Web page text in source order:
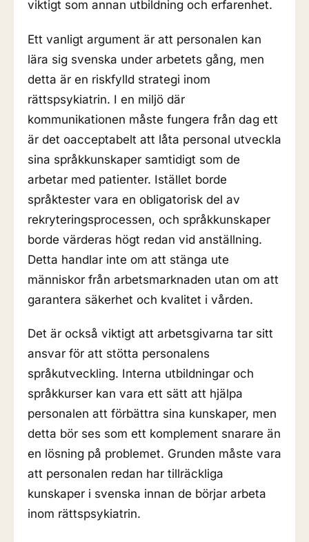
viktigt som annan utbildning och erfarenhet.
Ett vanligt argument är att personalen kan
lära sig svenska under arbetets gång, men
detta är en riskfylld strategi inom
rättspsykiatrin. I en miljö där
kommunikationen måste fungera från dag ett
är det oacceptabelt att låta personal utveckla
sina språkkunskaper samtidigt som de
arbetar med patienter. Istället borde
språktester vara en obligatorisk del av
rekryteringsprocessen, och språkkunskaper
borde värderas högt redan vid anställning.
Detta handlar inte om att stänga ute
människor från arbetsmarknaden utan om att
garantera säkerhet och kvalitet i vården.
Det är också viktigt att arbetsgivarna tar sitt
ansvar för att stötta personalens
språkutveckling. Interna utbildningar och
språkkurser kan vara ett sätt att hjälpa
personalen att förbättra sina kunskaper, men
detta bör ses som ett komplement snarare än
en lösning på problemet. Grunden måste vara
att personalen redan har tillräckliga
kunskaper i svenska innan de börjar arbeta
inom rättspsykiatrin.